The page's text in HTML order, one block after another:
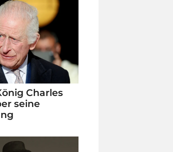
Charles
seine